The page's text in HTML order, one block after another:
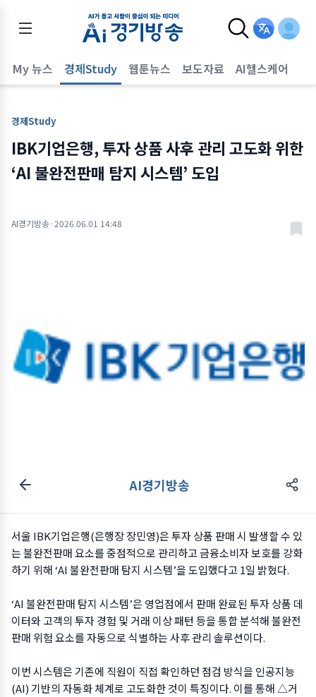
My 뉴스 경제Study 웹툰뉴스 보도자료 AI헬스케어
경제Study
IBK기업은행, 투자 상품 사후 관리 고도화 위한
‘AI 불완전판매 탐지 시스템’ 도입
AI경기방송·2026.06.01 14:48
AI경기방송
서울 IBK기업은행(은행장 장민영)은 투자 상품 판매 시 발생할 수 있
는 불완전판매 요소를 중점적으로 관리하고 금융소비자 보호를 강화
하기 위해 ‘AI 불완전판매 탐지 시스템’을 도입했다고 1일 밝혔다.
‘AI 불완전판매 탐지 시스템’은 영업점에서 판매 완료된 투자 상품 데
이터와 고객의 투자 경험 및 거래 이상 패턴 등을 통합 분석해 불완전
판매 위험 요소를 자동으로 식별하는 사후 관리 솔루션이다.
이번 시스템은 기존에 직원이 직접 확인하던 점검 방식을 인공지능
(AI) 기반의 자동화 체계로 고도화한 것이 특징이다. 이를 통해 △거